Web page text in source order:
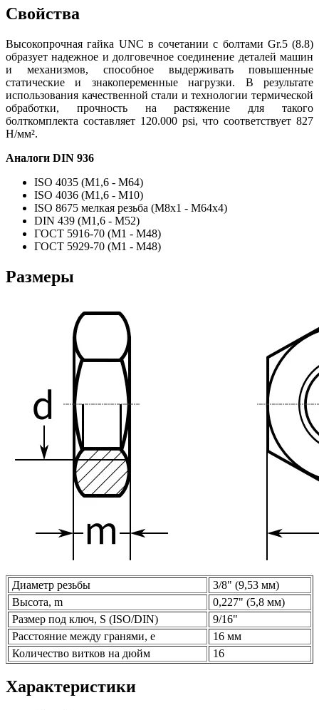
Свойства
Высокопрочная гайка UNC в сочетании с болтами Gr.5 (8.8)
образует надежное и долговечное соединение деталей машин
и механизмов, способное выдерживать повышенные
статические и знакопеременные нагрузки. В результате
использования качественной стали и технологии термической
обработки, прочность на растяжение для такого
болткомплекта составляет 120.000 psi, что соответствует 827
Н/мм².
Аналоги DIN 936
ISO 4035 (М1,6 - М64)
ISO 4036 (М1,6 - М10)
ISO 8675 мелкая резьба (М8х1 - М64х4)
DIN 439 (М1,6 - М52)
ГОСТ 5916-70 (М1 - М48)
ГОСТ 5929-70 (М1 - М48)
Размеры
Диаметр резьбы
3/8" (9,53 мм)
Высота, m
0,227" (5,8 мм)
Размер под ключ, S (ISO/DIN)
9/16"
Расстояние между гранями, e
16 мм
Количество витков на дюйм
16
Характеристики